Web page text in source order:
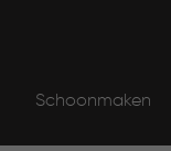
Schoonmaken